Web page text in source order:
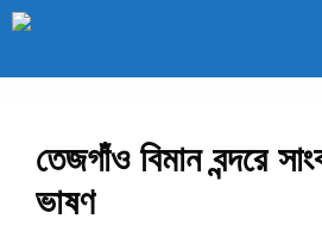
এড়িেয়
যান
তেজগাঁও বিমান বন্দরে
ভাষণ